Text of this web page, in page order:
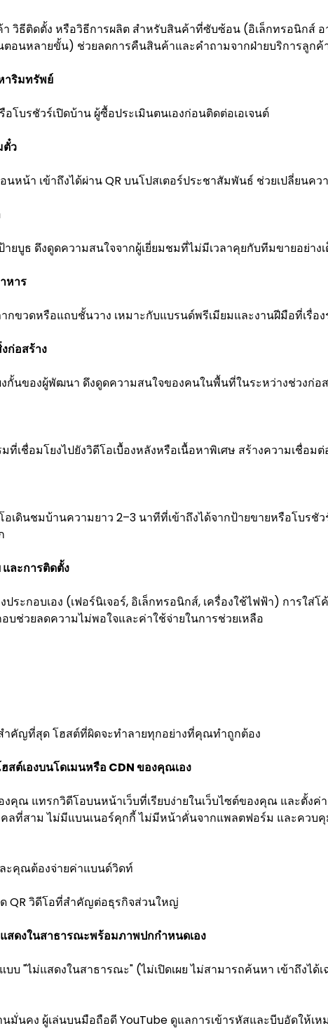
วิธีติดตั้ง หรือวิธีการผลิต สำหรับสินค้าที่ซับซ้อน (อิเล็กทรอนิกส์
อนหลายขั้น) ช่วยลดการคืนสินค้าและคำถามจากฝ่ายบริการลูกค้
าริมทรัพย์
โบรชัวร์เปิดบ้าน ผู้ซื้อประเมินตนเองก่อนติดต่อเอเจนต์
ตั๋ว
หน้า เข้าถึงได้ผ่าน QR บนโปสเตอร์ประชาสัมพันธ์ ช่วยเปลี่ยนคว
ยบูธ ดึงดูดความสนใจจากผู้เยี่ยมชมที่ไม่มีเวลาคุยกับทีมขายอย่าง
หาร
กขวดหรือแถบชั้นวาง เหมาะกับแบรนด์พรีเมียมและงานฝีมือที่เรื่อ
ก่อสร้าง
กั้นของผู้พัฒนา ดึงดูดความสนใจของคนในพื้นที่ในระหว่างช่วงก่อ
ที่เชื่อมโยงไปยังวิดีโอเบื้องหลังหรือเนื้อหาพิเศษ สร้างความเชื่อม
เดินชมบ้านความยาว 2–3 นาทีที่เข้าถึงได้จากป้ายขายหรือโบรชั
ละการติดตั้ง
ะกอบเอง (เฟอร์นิเจอร์, อิเล็กทรอนิกส์, เครื่องใช้ไฟฟ้า) การใส่
บช่วยลดความไม่พอใจและค่าใช้จ่ายในการช่วยเหลือ
ำคัญที่สุด โฮสต์ที่ผิดจะทำลายทุกอย่างที่คุณทำถูกต้อง
สต์เองบนโดเมนหรือ CDN ของคุณเอง
งคุณ แทรกวิดีโอบนหน้าเว็บที่เรียบง่ายในเว็บไซต์ของคุณ และตั้ง
ลที่สาม ไม่มีแบนเนอร์คุกกี้ ไม่มีหน้าคั่นจากแพลตฟอร์ม และควบ
ะคุณต้องจ่ายค่าแบนด์วิดท์
QR วิดีโอที่สำคัญต่อธุรกิจส่วนใหญ่
สดงในสาธารณะพร้อมภาพปกกำหนดเอง
บ "ไม่แสดงในสาธารณะ" (ไม่เปิดเผย ไม่สามารถค้นหา เข้าถึงได้
มั่นคง ผู้เล่นบนมือถือดี YouTube ดูแลการเข้ารหัสและบีบอัดให้เห